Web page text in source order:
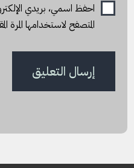
احفظ اسمي، بريدي
المتصفح لاستخدامها المرة